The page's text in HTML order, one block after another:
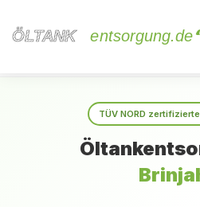
ÖLTANK
ÖLTANK entsorgung.de
TÜV NORD